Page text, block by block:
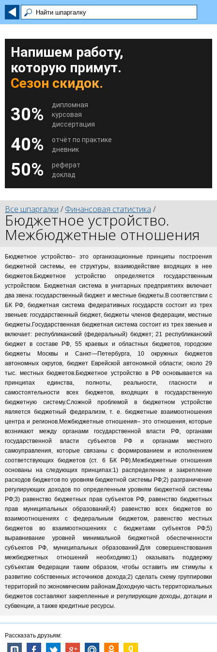
Напишем работу,
которую примут.
Сезон скидок.
30%
дипломная
курсовая
диссертация
40%
отчёт по практике
дневник
50%
реферат
доклад
Все шпаргалки / Финансовая статистика /
Бюджетное устройство.
Межбюджетные отношения
Бюджетное устройство– это организационные принципы построения
бюджетной системы, ее структуры, взаимодействие входящих в нее
бюджетов.Бюджетное устройство определяется государственным
устройством. Бюджетная система в унитарных предприятиях включает
два звена: государственный бюджет и местные бюджеты.В соответствии с
БК РФ, бюджетная система федеративных государств состоит из трех
звеньев: государственный бюджет, бюджеты членов федерации, местные
бюджеты.Государственная бюджетная система состоит из трех звеньев и
включает: республиканский (федеральный) бюджет; 21 республиканский
бюджет в составе РФ, 55 краевых и областных бюджетов, городские
бюджеты Москвы и Санкт—Петербурга, 10 окружных бюджетов
автономных округов, бюджет Еврейской автономной области; около 29
тыс. местных бюджетов.Бюджетное устройство в РФ основывается на
принципах единства, полноты, реальности, гласности и
самостоятельности всех бюджетов, входящих в государственную
бюджетную систему.Сложной проблемой в бюджетном устройстве
является бюджетный федерализм, т. е. бюджетные взаимоотношения
центра и регионов.Межбюджетные отношения– это отношения, которые
возникают между органами государственной власти РФ, органами
государственной власти субъектов РФ и органами местного
самоуправления, которые связаны с формированием и исполнением
соответствующих бюджетов (ст. 6 БК РФ).Межбюджетные отношения
основаны на следующих принципах:1) распределение и закрепление
расходов бюджетов по уровням бюджетной системы РФ;2) разграничение
регулирующих доходов по определенным уровням бюджетной системы
РФ;3) равенство бюджетных прав субъектов РФ, равенство бюджетных
прав муниципальных образований;4) равенство всех бюджетов во
взаимоотношениях с федеральным бюджетом, равенство местных
бюджетов во взаимоотношениях с бюджетами субъектов РФ;5)
выравнивание уровней минимальной бюджетной обеспеченности
субъектов РФ, муниципальных образований.Для совершенствования
межбюджетных отношений необходимо:1) оказывать поддержку
субъектам Федерации таким образом, чтобы оставить им стимулы к
развитию собственных источников дохода;2) сделать схему группировки
территорий по экономическим районам.Доходную часть территориальных
бюджетов составляют закрепленные и регулирующие доходы, дотации и
субвенции, а также кредитные ресурсы.
Рассказать друзьям: